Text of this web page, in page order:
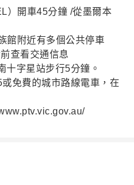
）開車45分鐘 /從墨爾本
館附近有多個公共停車
查看交通信息
十字星站步行5分鐘。
免費的城市路線電車，在